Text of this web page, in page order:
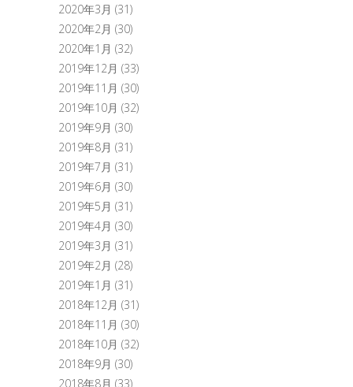
2020年3月 (31)
2020年2月 (30)
2020年1月 (32)
2019年12月 (33)
2019年11月 (30)
2019年10月 (32)
2019年9月 (30)
2019年8月 (31)
2019年7月 (31)
2019年6月 (30)
2019年5月 (31)
2019年4月 (30)
2019年3月 (31)
2019年2月 (28)
2019年1月 (31)
2018年12月 (31)
2018年11月 (30)
2018年10月 (32)
2018年9月 (30)
2018年8月 (33)